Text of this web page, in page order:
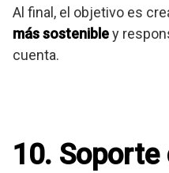
Al final, el objetivo es
más sostenibley
cuenta.
10.